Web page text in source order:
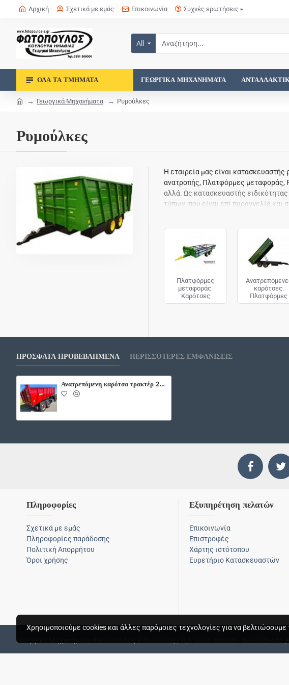
Αρχική Σχετικά με εμάς Επικοινωνία Συχνές ερωτήσεις
All
ΌΛΑ ΤΑ ΤΜΉΜΑΤΑ ΓΕΩΡΓΙΚΆ ΜΗΧΑΝΉΜΑΤΑ
Γεωργικά Μηχανήματα Ρυμούλκες
Ρυμούλκες
Η εταιρεία μας είναι
ανατροπής, Πλατφόρμες μεταφοράς,
αλλά. Ως κατασκευαστής
τύπων που είναι επί παραγγελία και
καλύτερες τιμές της Ελληνικής
Πλατφόρμες
μεταφοράς.
Καρότσες
καρότσες.
Πλατφόρμες
ΠΡΌΣΦΑΤΑ ΠΡΟΒΕΒΛΗΜΈΝΑ ΠΕΡΙΣΣΌΤΕΡΕΣ ΕΜΦΑΝΊΣΕΙΣ
Ανατρεπόμενη καρότσα τρακτέρ 20000KG.Ρυμούλκα, πλατφόρμα Ρυμούλκα, πλατφόρμα τύπου TANDEM.
Πληροφορίες
Σχετικά με εμάς
Πληροφορίες παράδοσης
Πολιτική Απορρήτου
Όροι χρήσης
Εξυπηρέτηση πελατών
Επικοινωνία
Επιστροφές
Χάρτης ιστότοπου
Ευρετήριο Κατασκευαστών
Γεωργικά Μηχανήματα Φωτόπουλος Σ.Αντώνιος | Τηλ: 2331 306000 - 6972059446
Χρησιμοποιούμε cookies και άλλες παρόμοιες τεχνολογίες για να